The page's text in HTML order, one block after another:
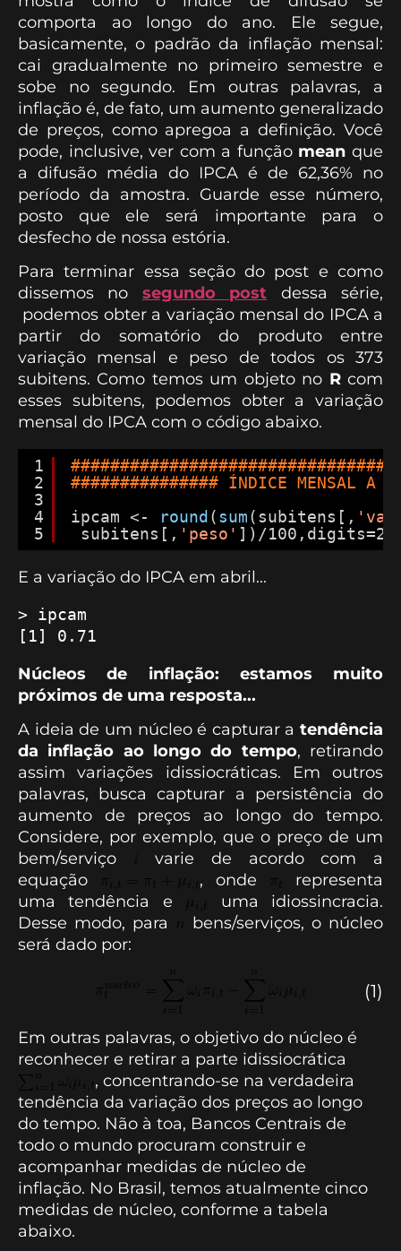
comporta ao longo do ano. Ele segue,
basicamente, o padrão da inflação mensal:
cai gradualmente no primeiro semestre e
sobe no segundo. Em outras palavras, a
inflação é, de fato, um aumento generalizado
de preços, como apregoa a definição. Você
pode, inclusive, ver com a função meanque
a difusão média do IPCA é de 62,36% no
período da amostra. Guarde esse número,
posto que ele será importante para o
desfecho de nossa estória.
Para terminar essa seção do post e como
dissemos no segundo post dessa série,
podemos obter a variação mensal do IPCA a
partir do somatório do produto entre
variação mensal e peso de todos os 373
subitens. Como temos um objeto no Rcom
esses subitens, podemos obter a variação
mensal do IPCA com o código abaixo.
1
2
3
4
5
############### ÍNDICE MENSAL A
ipcam <-
round (sum(subitens[,
subitens[, 'peso' ])/100,digits=2)
E a variação do IPCA em abril...
> ipcam
[1] 0.71
Núcleos de inflação: estamos muito
próximos de uma resposta...
A ideia de um núcleo é capturar a tendência
da inflação ao longo do tempo, retirando
assim variações idissiocráticas. Em outros
palavras, busca capturar a persistência do
aumento de preços ao longo do tempo.
Considere, por exemplo, que o preço de um
bem/serviço
varie de acordo com a
equação
, onde
representa
uma tendência e
uma idiossincracia.
Desse modo, para
bens/serviços, o núcleo
será dado por:
(1)
Em outras palavras, o objetivo do núcleo é
reconhecer e retirar a parte idissiocrática
, concentrando-se na verdadeira
tendência da variação dos preços ao longo
do tempo. Não à toa, Bancos Centrais de
todo o mundo procuram construir e
acompanhar medidas de núcleo de
inflação. No Brasil, temos atualmente cinco
medidas de núcleo, conforme a tabela
abaixo.